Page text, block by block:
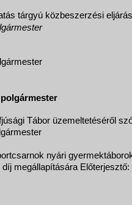
tárgyú közbeszerzési
Tábor üzemeltetéséről
nyári
megállapítására Előterjesztő: